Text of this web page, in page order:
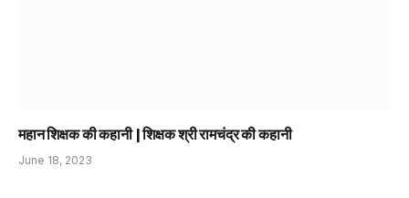
महान शिक्षक की कहानी | शिक्षक श्री रामचंद्र की कहानी
June 18, 2023